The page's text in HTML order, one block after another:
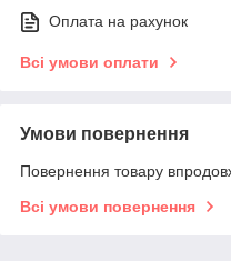
Оплата на рахунок
Всі умови оплати
Умови повернення
Повернення товару
Всі умови повернення